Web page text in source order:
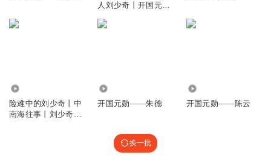
人刘少奇丨开国元勋
险难中的刘少奇丨中
南海往事丨刘少奇传
开国元勋——朱德 开国元勋——陈云
换一批